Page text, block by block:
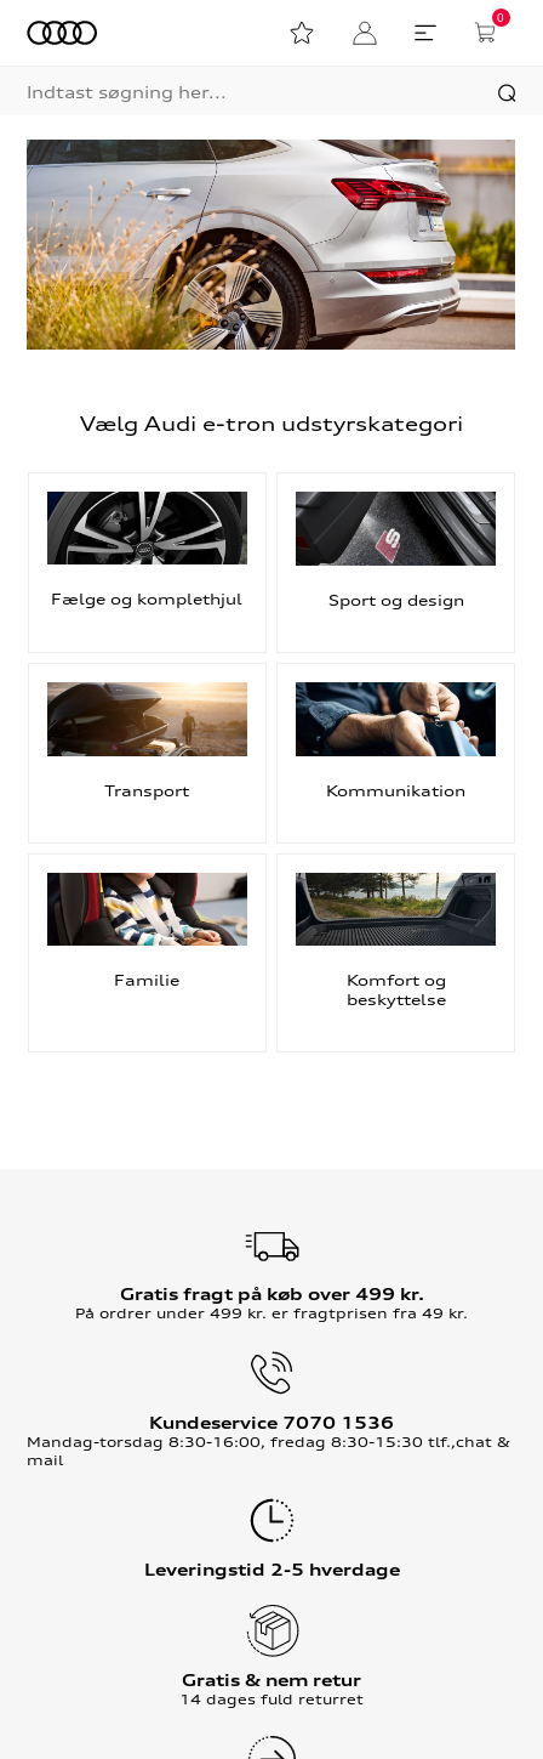
0
Vælg Audi e-tron udstyrskategori
Fælge og komplethjul Sport og design
Transport Kommunikation
Familie
Komfort og
beskyttelse
Gratis fragt på køb over 499 kr.
På ordrer under 499 kr. er fragtprisen fra 49 kr.
Kundeservice 7070 1536
Mandag-torsdag 8:30-16:00, fredag 8:30-15:30 tlf.,chat &
mail
Leveringstid 2-5 hverdage
Gratis & nem retur
14 dages fuld returret